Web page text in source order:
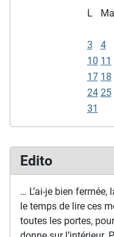
Edito
… L’ai-je bien
le temps de lire ces
toutes les portes,
L Ma
3
4
10 11
17 18
24 25
31